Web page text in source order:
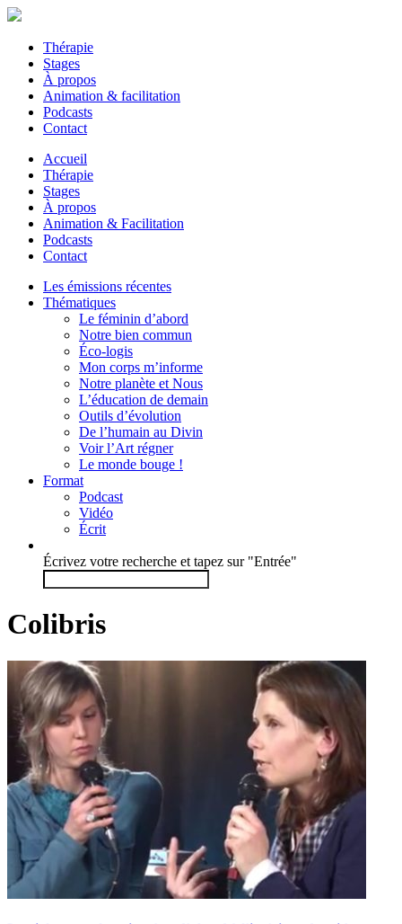
Thérapie
Stages
À propos
Animation & facilitation
Podcasts
Contact
Accueil
Thérapie
Stages
À propos
Animation & Facilitation
Podcasts
Contact
Les émissions récentes
Thématiques
Le féminin d’abord
Notre bien commun
Éco-logis
Mon corps m’informe
Notre planète et Nous
L’éducation de demain
Outils d’évolution
De l’humain au Divin
Voir l’Art régner
Le monde bouge !
Format
Podcast
Vidéo
Écrit
Écrivez votre recherche et tapez sur "Entrée"
Colibris